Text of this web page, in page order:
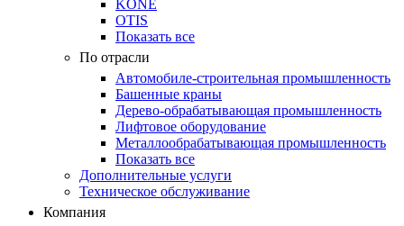
KONE
OTIS
Показать все
По отрасли
Автомобиле-строительная промышленность
Башенные краны
Дерево-обрабатывающая промышленность
Лифтовое оборудование
Металлообрабатывающая промышленность
Показать все
Дополнительные услуги
Техническое обслуживание
Компания